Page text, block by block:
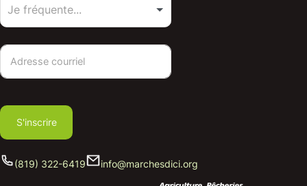
S'inscrire
(819) 322-6419 info@marchesdici.org